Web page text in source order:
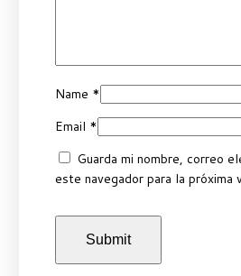
Name *
Email *
Guarda mi nombre, correo
este navegador para la próxima